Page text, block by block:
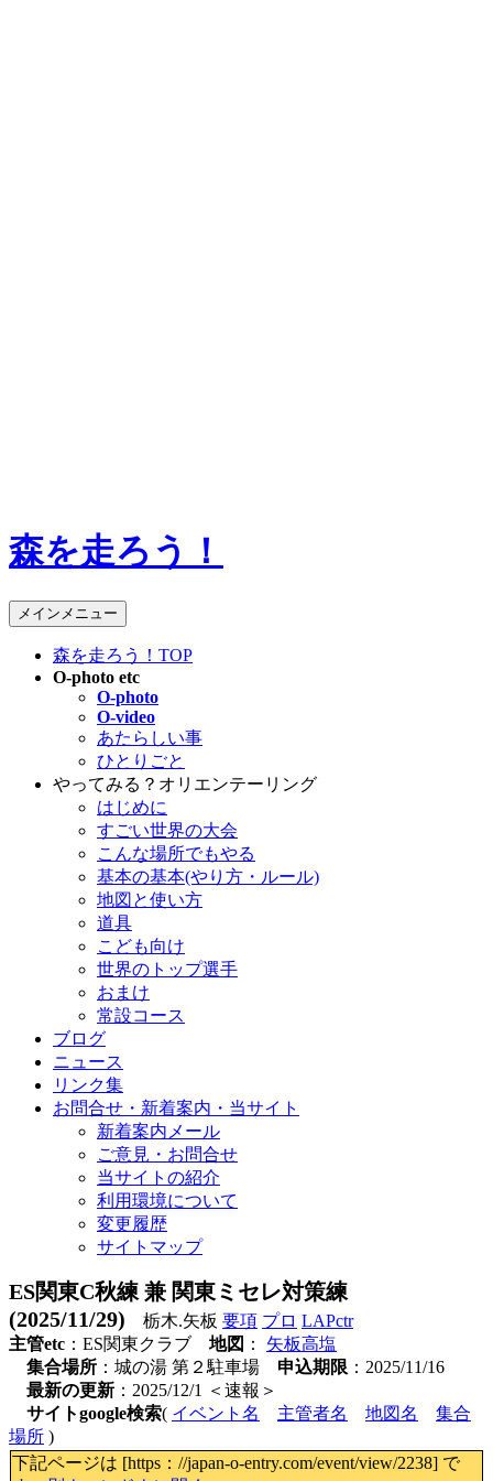
森を走ろう！
検
索
メインメニュー
森を走ろう！TOP
O-photo etc
O-photo
O-video
あたらしい事
ひとりごと
やってみる？オリエンテーリング
はじめに
すごい世界の大会
こんな場所でもやる
基本の基本(やり方・ルール)
地図と使い方
道具
こども向け
世界のトップ選手
おまけ
常設コース
ブログ
ニュース
リンク集
お問合せ・新着案内・当サイト
新着案内メール
ご意見・お問合せ
当サイトの紹介
利用環境について
変更履歴
サイトマップ
ES関東C秋練 兼 関東ミセレ対策練
(2025/11/29) 栃木.矢板 要項 プロ LAPctr
主管etc ：ES関東クラブ 地図 ： 矢板高塩
集合場所 ：城の湯 第２駐車場 申込期限 ：2025/11/16
最新の更新 ：2025/12/1 ＜速報＞
サイトgoogle検索( イベント名 主管者名 地図名
集合
場所 )
下記ページは [https：//japan-o-entry.com/event/view/2238] で